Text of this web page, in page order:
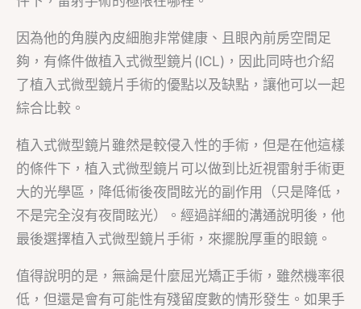
因為他的角膜內皮細胞非常健康、且眼內前房空間足
夠，有條件做植入式微型鏡片(ICL)，因此同時也介紹
了植入式微型鏡片手術的優點以及缺點，讓他可以一起
綜合比較。
植入式微型鏡片雖然是較侵入性的手術，但是在他這樣
的條件下，植入式微型鏡片可以做到比近視雷射手術更
大的光學區，降低術後夜間眩光的副作用（只是降低，
不是完全沒有夜間眩光）。經過詳細的溝通說明後，他
最後選擇植入式微型鏡片手術，來擺脫厚重的眼鏡。
值得說明的是，無論是什麼屈光矯正手術，雖然機率很
低，但還是會有可能性有殘留度數的情形發生。如果手